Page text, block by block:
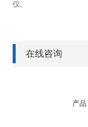
仪。
在线咨询
产品